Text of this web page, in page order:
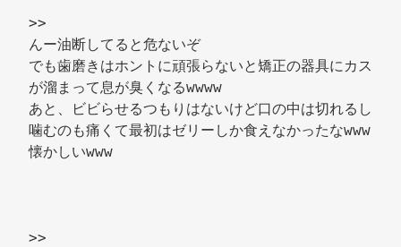
>>
んー油断してると危ないぞ
でも歯磨きはホントに頑張らないと矯正の器具にカス
が溜まって息が臭くなるwwww
あと、ビビらせるつもりはないけど口の中は切れるし
噛むのも痛くて最初はゼリーしか食えなかったなwww
懐かしいwww
>>